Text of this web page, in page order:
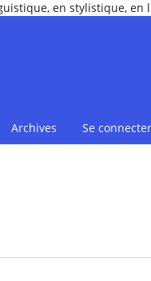
en stylistique,
Archives Se connecter